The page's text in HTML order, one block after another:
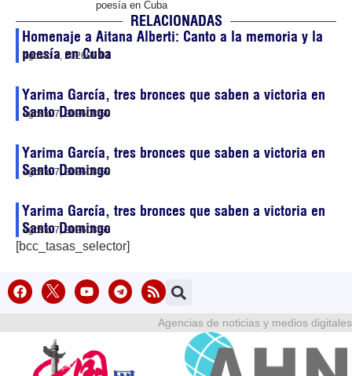
poesía en Cuba
RELACIONADAS
Homenaje a Aitana Alberti: Canto a la memoria y la
poesía en Cuba
agosto 7, 202609:01
Yarima García, tres bronces que saben a victoria en
Santo Domingo
agosto 7, 202608:59
Yarima García, tres bronces que saben a victoria en
Santo Domingo
agosto 7, 202608:59
Yarima García, tres bronces que saben a victoria en
Santo Domingo
agosto 7, 202608:58
[bcc_tasas_selector]
Agencias de noticias y medios digitales